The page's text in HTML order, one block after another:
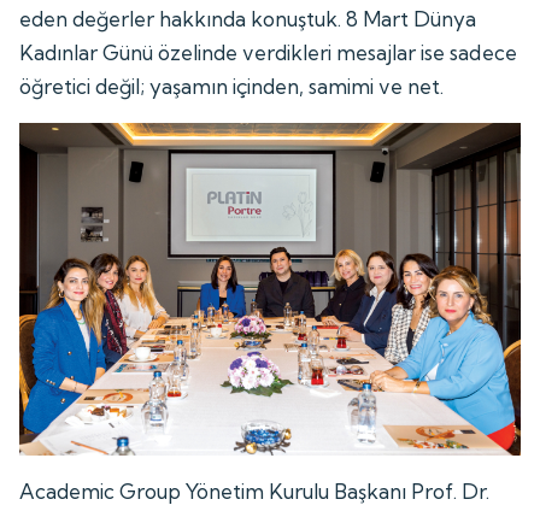
eden değerler hakkında konuştuk. 8 Mart Dünya
Kadınlar Günü özelinde verdikleri mesajlar ise sadece
öğretici değil; yaşamın içinden, samimi ve net.
Academic Group Yönetim Kurulu Başkanı Prof. Dr.